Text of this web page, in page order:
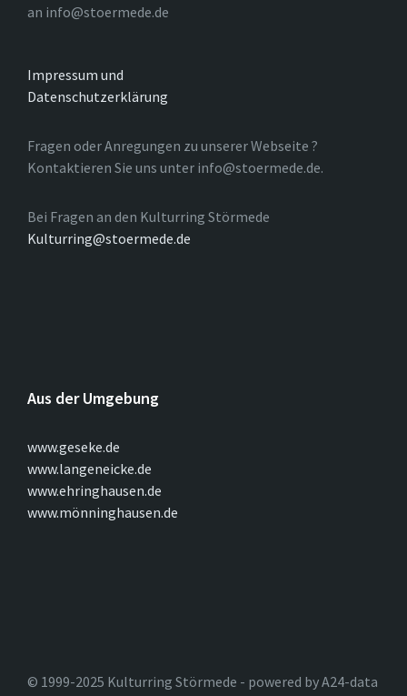
an info@stoermede.de
Impressum und
Datenschutzerklärung
Fragen oder Anregungen zu unserer Webseite ?
Kontaktieren Sie uns unter info@stoermede.de.
Bei Fragen an den Kulturring Störmede
Kulturring@stoermede.de
Aus der Umgebung
www.geseke.de
www.langeneicke.de
www.ehringhausen.de
www.mönninghausen.de
© 1999-2025 Kulturring Störmede - powered by A24-data